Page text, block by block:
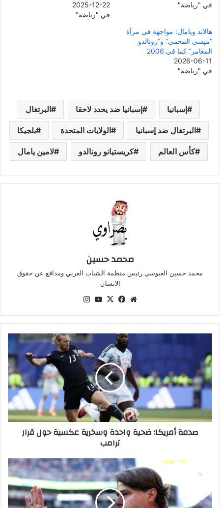
في "رياضة"
2025-12-22
في "رياضة"
هالاند ويامال: مواجهة في مرآة
“ميسي المحمي” و”رونالدو
المغامر” كما في 2006
2026-06-11
في "رياضة"
إسبانيا إسبانيا ضد يحدد لاحقا البرتغال
البرتغال ضد إسبانيا الولايات المتحدة بلجيكا
كأس العالم كريستيانو رونالدو لامين يامال
محمد حسين
محمد حسين العبوسي رئيس منظمة الشباب العربي ومدافع عن حقوق
الانسان
موقعفيسبوك
‫X
‫YouTube
ضحية
واحدة
وسخرية
عكسية
قرار
ترامب
صدمة أمريكا: ضحية واحدة وسخرية عكسية حول قرار
ترامب
يتحدث
مستقبله
بعد